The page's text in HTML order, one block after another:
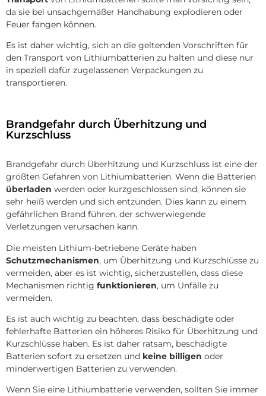
da sie bei unsachgemäßer Handhabung explodieren oder
Feuer fangen können.
Es ist daher wichtig, sich an die geltenden Vorschriften für
den Transport von Lithiumbatterien zu halten und diese nur
in speziell dafür zugelassenen Verpackungen zu
transportieren.
Brandgefahr durch Überhitzung und
Kurzschluss
Brandgefahr durch Überhitzung und Kurzschluss ist eine der
größten Gefahren von Lithiumbatterien. Wenn die Batterien
überladen werden oder kurzgeschlossen sind, können sie
sehr heiß werden und sich entzünden. Dies kann zu einem
gefährlichen Brand führen, der schwerwiegende
Verletzungen verursachen kann.
Die meisten Lithium-betriebene Geräte haben
Schutzmechanismen, um Überhitzung und Kurzschlüsse zu
vermeiden, aber es ist wichtig, sicherzustellen, dass diese
Mechanismen richtig funktionieren, um Unfälle zu
vermeiden.
Es ist auch wichtig zu beachten, dass beschädigte oder
fehlerhafte Batterien ein höheres Risiko für Überhitzung und
Kurzschlüsse haben. Es ist daher ratsam, beschädigte
Batterien sofort zu ersetzen und keine billigen oder
minderwertigen Batterien zu verwenden.
Wenn Sie eine Lithiumbatterie verwenden, sollten Sie immer